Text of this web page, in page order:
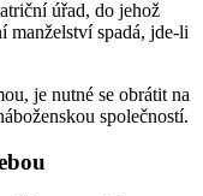
úřad, do jehož
manželství spadá, jde-li
je nutné se obrátit na
společností.